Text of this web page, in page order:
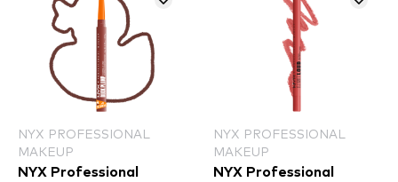
NYX PROFESSIONAL
MAKEUP
NYX Professional
NYX PROFESSIONAL
MAKEUP
NYX Professional